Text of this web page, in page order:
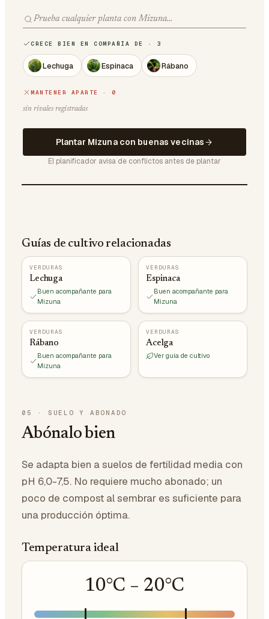
CRECE BIEN EN COMPAÑÍA DE · 3
Lechuga Espinaca Rábano
MANTENER APARTE · 0
sin rivales registradas
Plantar Mizuna con buenas vecinas
El planificador avisa de conflictos antes de plantar
Guías de cultivo relacionadas
VERDURAS
Lechuga
Buen acompañante para
Mizuna
VERDURAS
Espinaca
Buen acompañante para
Mizuna
VERDURAS
Rábano
Buen acompañante para
Mizuna
VERDURAS
Acelga
Ver guía de cultivo
05 · SUELO Y ABONADO
Abónalo bien
Se adapta bien a suelos de fertilidad media con
pH 6,0-7,5. No requiere mucho abonado; un
poco de compost al sembrar es suficiente para
una producción óptima.
Temperatura ideal
10°C – 20°C